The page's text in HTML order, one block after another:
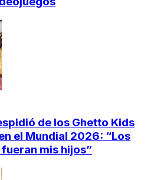
de los Ghetto Kids
el Mundial 2026: “Los
mis hijos”